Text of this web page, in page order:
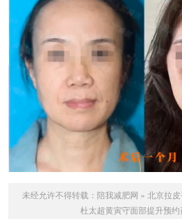
未经允许不得转载： 陪我减肥网 » 北京拉
杜太超黄寅守面部提升预